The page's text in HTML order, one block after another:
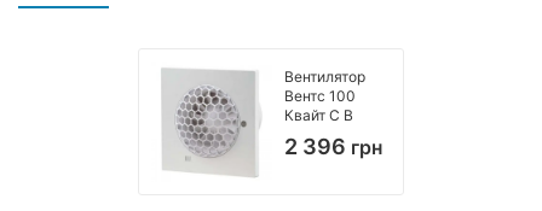
Вентилятор
Вентс 100
Квайт С В
2 396 грн